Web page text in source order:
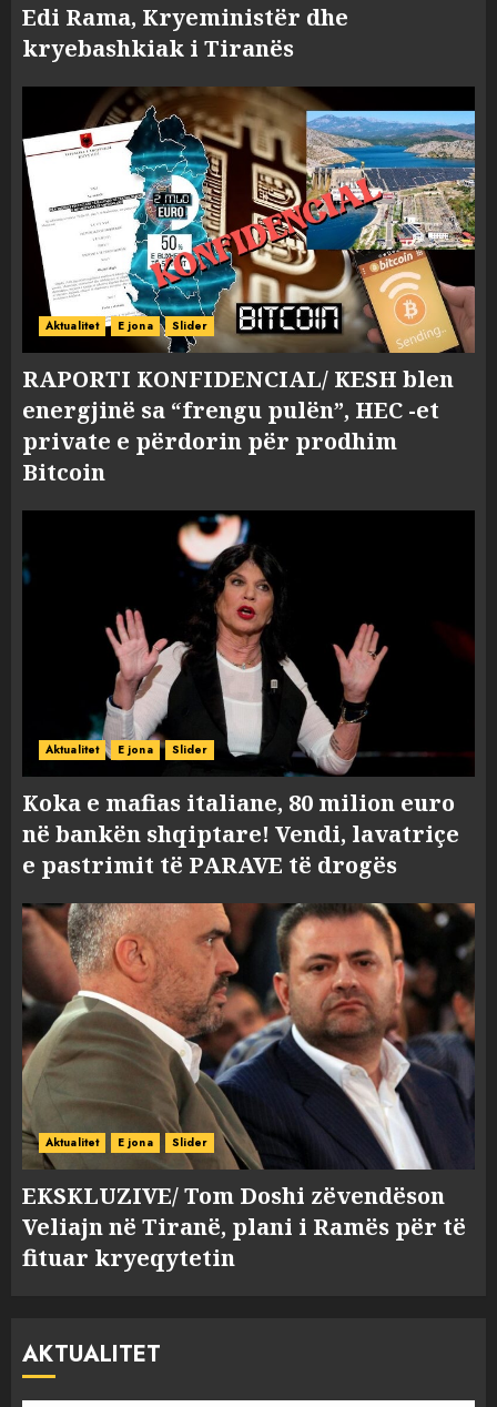
Edi Rama, Kryeministër dhe
kryebashkiak i Tiranës
Aktualitet E jona Slider
RAPORTI KONFIDENCIAL/ KESH blen
energjinë sa “frengu pulën”, HEC -et
private e përdorin për prodhim
Bitcoin
Aktualitet E jona Slider
Koka e mafias italiane, 80 milion euro
në bankën shqiptare! Vendi, lavatriçe
e pastrimit të PARAVE të drogës
Aktualitet E jona Slider
EKSKLUZIVE/ Tom Doshi zëvendëson
Veliajn në Tiranë, plani i Ramës për të
fituar kryeqytetin
AKTUALITET